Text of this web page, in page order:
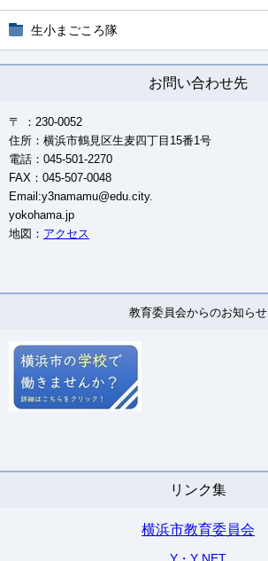
生小まごころ隊
お問い合わせ先
〒 ：230-0052
住所：横浜市鶴見区生麦四丁目15番1号
電話：045-501-2270
FAX：045-507-0048
Email:y3namamu@edu.city.
yokohama.jp
地図： アクセス
教育委員会からのお知らせ
リンク集
横浜市教育委員会